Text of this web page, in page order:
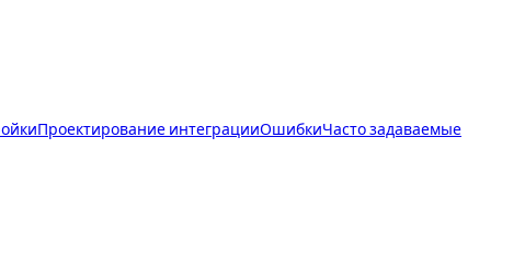
Проектирование интеграцииОшибкиЧасто задаваемые